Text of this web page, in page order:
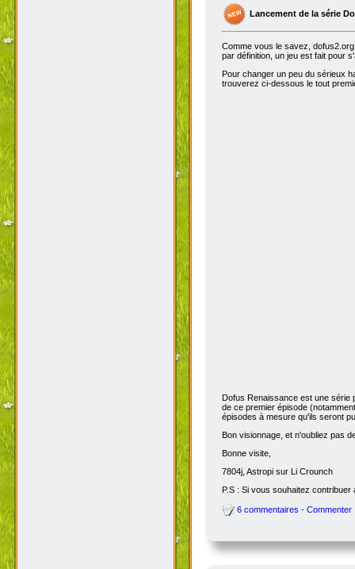
Lancement de la série
Comme vous le savez,
par définition, un jeu est fait pour
Pour changer un peu du sérieux
trouverez ci-dessous le tout
Dofus Renaissance est une série
de ce premier épisode
épisodes à mesure qu'ils seront
Bon visionnage, et n'oubliez pas
Bonne visite,
7804j, Astropi sur Li Crounch
P.S : Si vous souhaitez
6 commentaires - Commenter